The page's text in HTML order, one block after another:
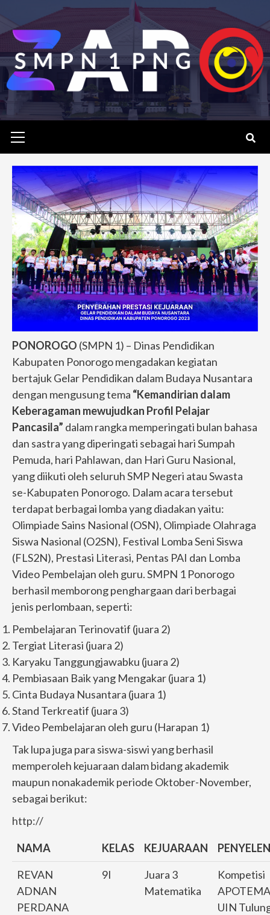
PONOROGO (SMPN 1) – Dinas Pendidikan
Kabupaten Ponorogo mengadakan kegiatan
bertajuk Gelar Pendidikan dalam Budaya Nusantara
dengan mengusung tema “Kemandirian dalam
Keberagaman mewujudkan Profil Pelajar
Pancasila” dalam rangka memperingati bulan bahasa
dan sastra yang diperingati sebagai hari Sumpah
Pemuda, hari Pahlawan, dan Hari Guru Nasional,
yang diikuti oleh seluruh SMP Negeri atau Swasta
se-Kabupaten Ponorogo. Dalam acara tersebut
terdapat berbagai lomba yang diadakan yaitu:
Olimpiade Sains Nasional (OSN), Olimpiade Olahraga
Siswa Nasional (O2SN), Festival Lomba Seni Siswa
(FLS2N), Prestasi Literasi, Pentas PAI dan Lomba
Video Pembelajan oleh guru. SMPN 1 Ponorogo
berhasil memborong penghargaan dari berbagai
jenis perlombaan, seperti:
Pembelajaran Terinovatif (juara 2)
Tergiat Literasi (juara 2)
Karyaku Tanggungjawabku (juara 2)
Pembiasaan Baik yang Mengakar (juara 1)
Cinta Budaya Nusantara (juara 1)
Stand Terkreatif (juara 3)
Video Pembelajaran oleh guru (Harapan 1)
Tak lupa juga para siswa-siswi yang berhasil
memperoleh kejuaraan dalam bidang akademik
maupun nonakademik periode Oktober-November,
sebagai berikut:
http://
NAMA KELAS KEJUARAAN
REVAN
ADNAN
PERDANA
9I
Juara 3
Matematika
Kompetisi
UIN